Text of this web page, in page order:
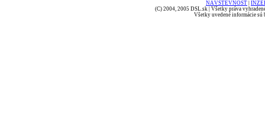
NÁVŠTEVNOSŤ
(C) 2004, 2005 DSL.sk | Všetky práva
Všetky uvedené informácie sú